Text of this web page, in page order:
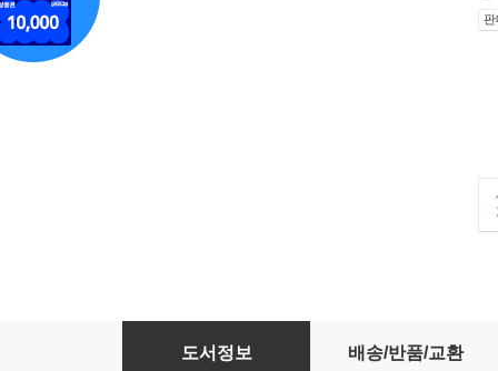
판
대변동 위기, 선택, 변화
도서정보 배송/반품/교환